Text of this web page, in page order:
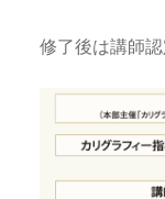
修了後は講師